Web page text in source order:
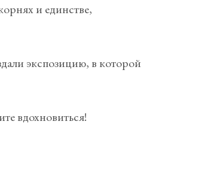
и единстве,
экспозицию, в которой
вдохновиться!